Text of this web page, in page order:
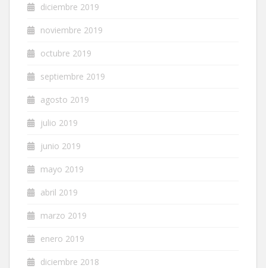
diciembre 2019
noviembre 2019
octubre 2019
septiembre 2019
agosto 2019
julio 2019
junio 2019
mayo 2019
abril 2019
marzo 2019
enero 2019
diciembre 2018